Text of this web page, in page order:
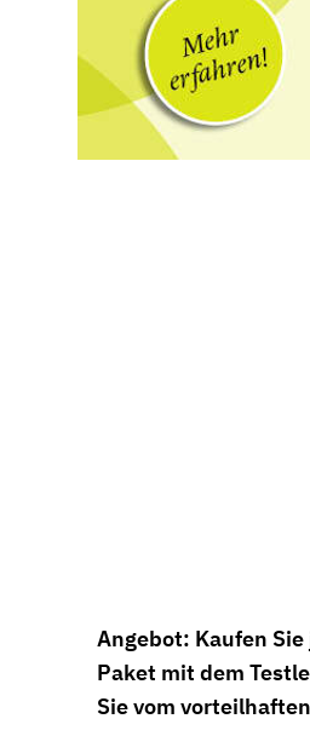
Angebot: Kaufen
Paket mit dem
Sie vom